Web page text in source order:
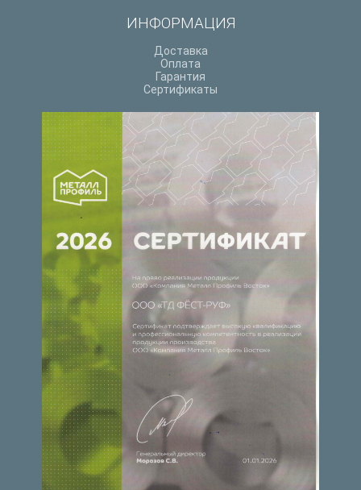
ИНФОРМАЦИЯ
Доставка
Оплата
Гарантия
Сертификаты